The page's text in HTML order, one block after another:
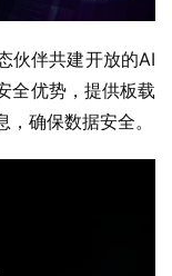
伙伴共建开放的AI
全优势，提供板载
确保数据安全。